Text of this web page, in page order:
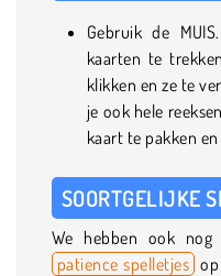
Gebruik de
kaarten te
klikken en ze te
je ook hele
kaart te pakken
SOORTGELIJKE
We hebben ook nog
patience spelletjes